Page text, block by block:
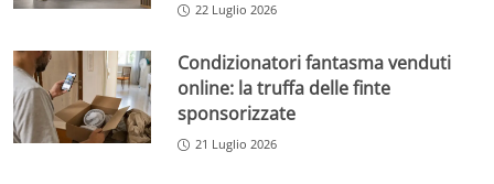
22 Luglio 2026
Condizionatori fantasma venduti
online: la truffa delle finte
sponsorizzate
21 Luglio 2026